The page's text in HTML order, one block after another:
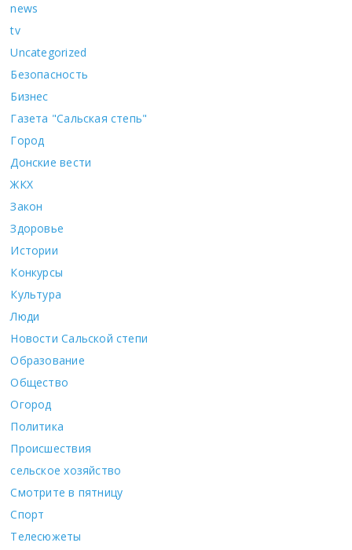
news
tv
Uncategorized
Безопасность
Бизнес
Газета "Сальская степь"
Город
Донские вести
ЖКХ
Закон
Здоровье
Истории
Конкурсы
Культура
Люди
Новости Сальской степи
Образование
Общество
Огород
Политика
Происшествия
сельское хозяйство
Смотрите в пятницу
Спорт
Телесюжеты